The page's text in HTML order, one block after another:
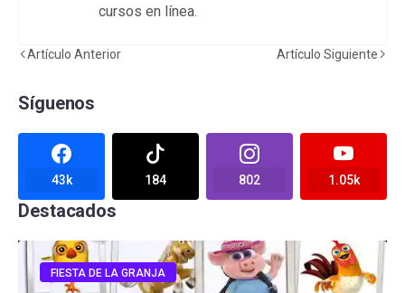
cursos en línea.
Artículo Anterior Artículo Siguiente
Síguenos
43k 184 802 1.05k
Destacados
FIESTA DE LA GRANJA